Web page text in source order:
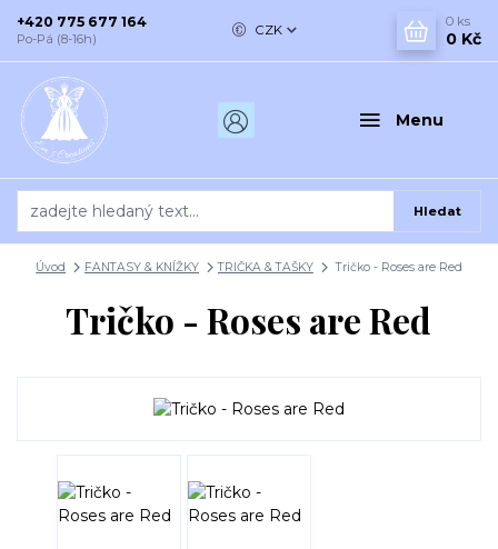
Menu
CZK
Hledat
+420 775 677 164
Po-Pá (8-16h)
0 ks
0 Kč
Úvod FANTASY & KNÍŽKY TRIČKA & TAŠKY Tričko - Roses are Red
Tričko - Roses are Red